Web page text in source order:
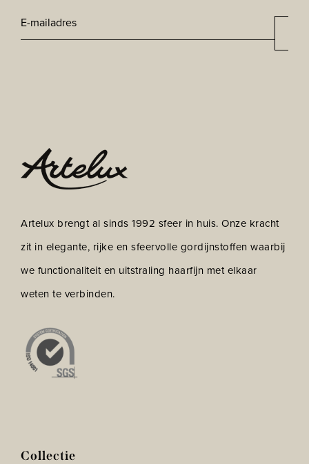
E-
mailadres*
Artelux brengt al sinds 1992 sfeer in huis. Onze kracht
zit in elegante, rijke en sfeervolle gordijnstoffen waarbij
we functionaliteit en uitstraling haarfijn met elkaar
weten te verbinden.
Collectie